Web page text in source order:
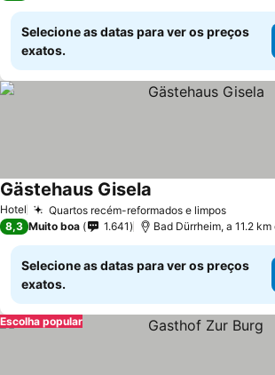
Selecione as datas para ver os preços
exatos.
Hotel Quartos recém-reformados e limposVer
Gästehaus Gisela
8,3 Muito boa 1.641 Bad Dürrheim, a 11.2
Selecione as datas para ver os preços
exatos.
Escolha popular